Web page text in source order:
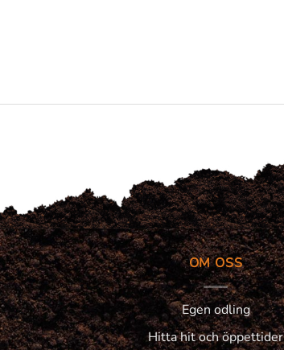
OM OSS
Egen odling
Hitta hit och öppettider